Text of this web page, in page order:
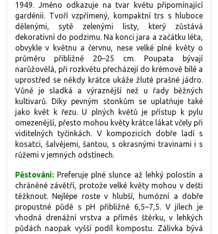
1949. Jméno odkazuje na tvar květu připomínající
gardénii. Tvoří vzpřímený, kompaktní trs s hluboce
dělenými, sytě zelenými listy, který zůstává
dekorativní do podzimu. Na konci jara a začátku léta,
obvykle v květnu a červnu, nese velké plné květy o
průměru přibližně 20–25 cm. Poupata bývají
narůžovělá, při rozkvětu přecházejí do krémově bílé a
uprostřed se někdy krátce ukáže žluté prašné jádro.
Vůně je sladká a výraznější než u řady běžných
kultivarů. Díky pevným stonkům se uplatňuje také
jako květ k řezu. U plných květů je přístup k pylu
omezenější, přesto mohou květy krátce lákat včely při
viditelných tyčinkách. V kompozicích dobře ladí s
kosatci, šalvějemi, šantou, s okrasnými travinami i s
růžemi v jemných odstínech.
Pěstování: Preferuje plné slunce až lehký polostín a
chráněné závětří, protože velké květy mohou v dešti
těžknout. Nejlépe roste v hlubší, humózní a dobře
propustné půdě s pH přibližně 6,5–7,5. V jílech je
vhodná drenážní vrstva a příměs štěrku, v lehkých
půdách naopak vyšší podíl kompostu. Zálivka bývá